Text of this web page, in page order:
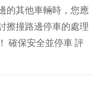
的其他車輛時，您應
擦撞路邊停車的處理
確保安全並停車 評